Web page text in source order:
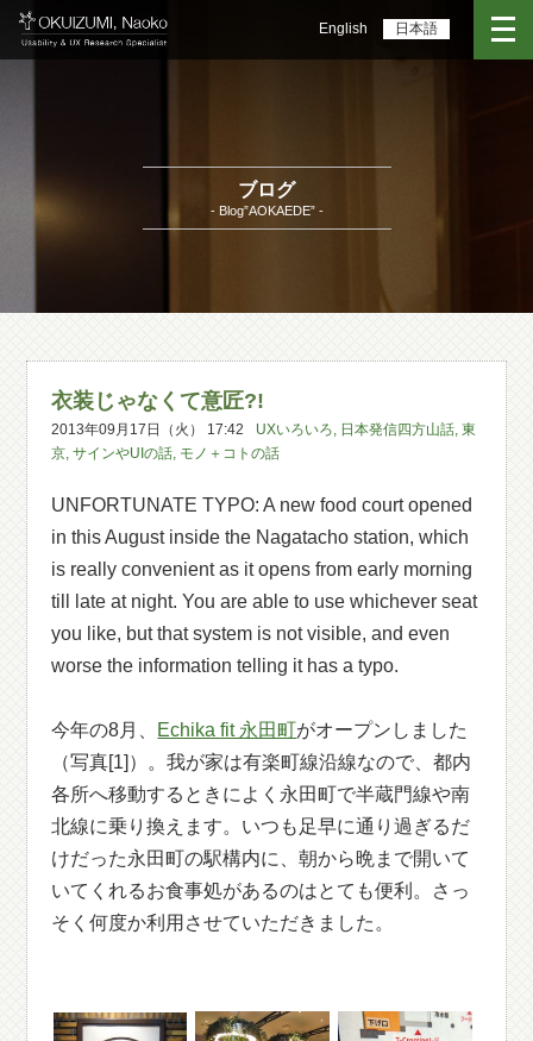
English 日本語
ブログ
- Blog”AOKAEDE” -
衣装じゃなくて意匠?!
2013年09月17日（火） 17:42 UXいろいろ, 日本発信四方山話,東
京,サインやUIの話, モノ＋コトの話
UNFORTUNATE TYPO: A new food court opened
in this August inside the Nagatacho station, which
is really convenient as it opens from early morning
till late at night. You are able to use whichever seat
you like, but that system is not visible, and even
worse the information telling it has a typo.
今年の8月、 Echika fit 永田町がオープンしました
（写真[1]）。我が家は有楽町線沿線なので、都内
各所へ移動するときによく永田町で半蔵門線や南
北線に乗り換えます。いつも足早に通り過ぎるだ
けだった永田町の駅構内に、朝から晩まで開いて
いてくれるお食事処があるのはとても便利。さっ
そく何度か利用させていただきました。